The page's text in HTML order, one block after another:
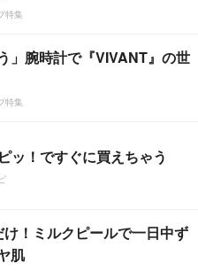
特集
」腕時計で『VIVANT』の世
特集
ッ！ですぐに買えちゃう
！ミルクピールで一日中ず
肌